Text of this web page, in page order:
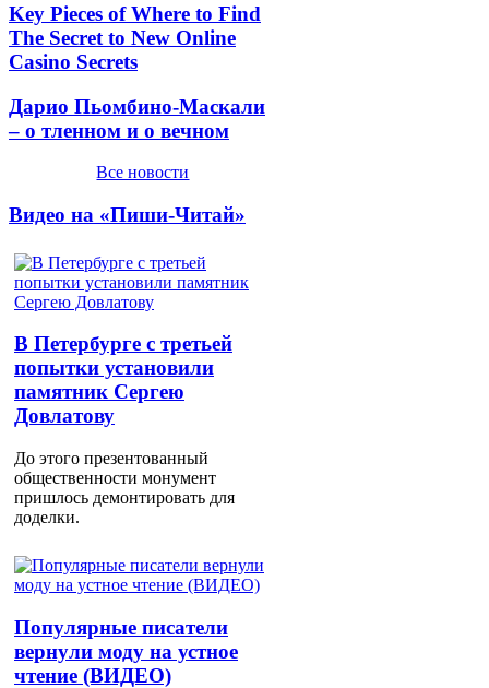
Key Pieces of Where to Find
The Secret to New Online
Casino Secrets
Дарио Пьомбино-Маскали
– о тленном и о вечном
Все новости
Видео на «Пиши-Читай»
В Петербурге с третьей
попытки установили
памятник Сергею
Довлатову
До этого презентованный
общественности монумент
пришлось демонтировать для
доделки.
Популярные писатели
вернули моду на устное
чтение (ВИДЕО)